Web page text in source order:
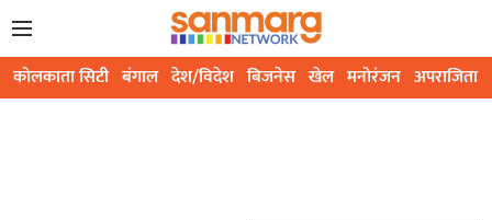
कोलकाता सिटी बंगाल देश/विदेश बिजनेस खेल मनोरंजन अपराजिता